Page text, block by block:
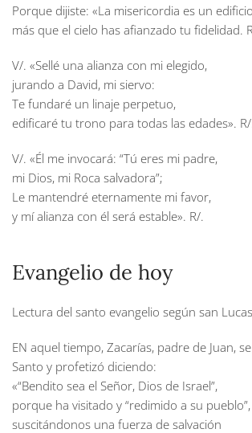
Porque dijiste: «La misericordia es un
más que el cielo has afianzado tu fidelidad.
V/. «Sellé una alianza con mi elegido,
jurando a David, mi siervo:
Te fundaré un linaje perpetuo,
edificaré tu trono para todas las edades».
V/. «Él me invocará: “Tú eres mi padre,
mi Dios, mi Roca salvadora”;
Le mantendré eternamente mi favor,
y mí alianza con él será estable». R/.
Evangelio de hoy
Lectura del santo evangelio según san
EN aquel tiempo, Zacarías, padre de Juan,
Santo y profetizó diciendo:
«“Bendito sea el Señor, Dios de Israel”,
porque ha visitado y “redimido a su pueblo”,
suscitándonos una fuerza de salvación